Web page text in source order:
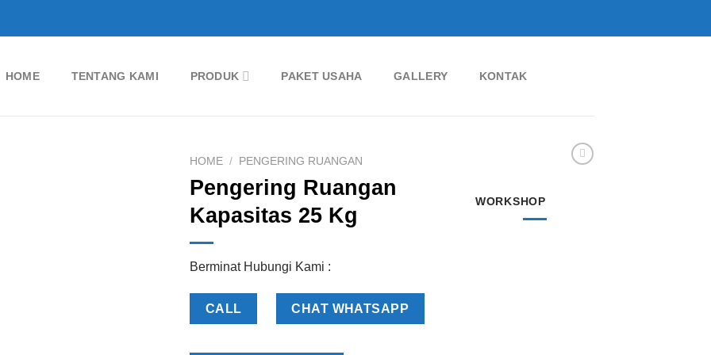
HOME TENTANG KAMI PRODUK PAKET USAHA GALLERY KONTAK
HOME / PENGERING RUANGAN
Pengering Ruangan
Kapasitas 25 Kg
Berminat Hubungi Kami :
CALL CHAT WHATSAPP
WORKSHOP